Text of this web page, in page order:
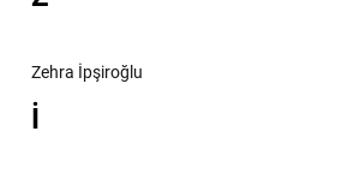
Zehra İpşiroğlu
İ